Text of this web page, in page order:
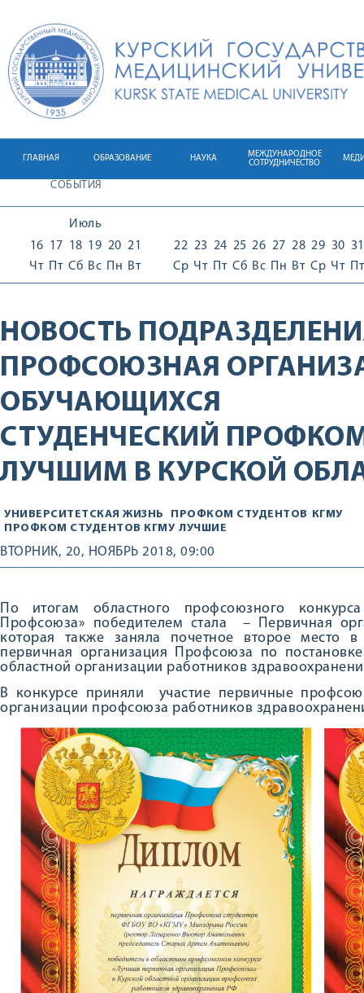
ГЛАВНАЯ ОБРАЗОВАНИЕ НАУКА
МЕЖДУНАРОДНОЕ
СОТРУДНИЧЕСТВО
СОБЫТИЯ
Июль
16
Чт
17
Пт
18
Сб
19
Вс
20
Пн
21
Вт
22
Ср
23
Чт
24
Пт
25
Сб
26
Вс
27
Пн
28
Вт
29
Ср
30
Чт
31
Пт
НОВОСТЬ
ПРОФСОЮЗНАЯ
ОБУЧАЮЩИХСЯ
СТУДЕНЧЕСКИЙ
ЛУЧШИМ В КУРСКОЙ
УНИВЕРСИТЕТСКАЯ ЖИЗНЬ ПРОФКОМ СТУДЕНТОВ КГМУ
ПРОФКОМ СТУДЕНТОВ КГМУ ЛУЧШИЕ
ВТОРНИК, 20, НОЯБРЬ 2018, 09:00
По итогам областного профсоюзного
Профсоюза» победителем стала ­ – Первичная
которая также заняла почетное второе место
первичная организация Профсоюза по
областной организации работников
В конкурсе приняли участие первичные
организации профсоюза работников